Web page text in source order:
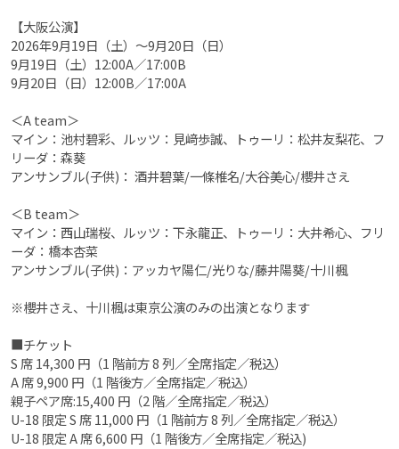
【大阪公演】
2026年9月19日（土）〜9月20日（日）
9月19日（土）12:00A／17:00B
9月20日（日）12:00B／17:00A
＜A team＞
マイン：池村碧彩、ルッツ：見﨑歩誠、トゥーリ：松井友梨花、フ
リーダ：森葵
アンサンブル(子供)： 酒井碧葉/一條椎名/大谷美心/櫻井さえ
＜B team＞
マイン：西山瑞桜、ルッツ：下永龍正、トゥーリ：大井希心、フリ
ーダ：橋本杏菜
アンサンブル(子供)：アッカヤ陽仁/光りな/藤井陽葵/十川楓
※櫻井さえ、十川楓は東京公演のみの出演となります
■チケット
S 席 14,300 円（1 階前方 8 列／全席指定／税込）
A 席 9,900 円（1 階後方／全席指定／税込）
親子ペア席:15,400 円（2 階／全席指定／税込）
U-18 限定 S 席 11,000 円（1 階前方 8 列／全席指定／税込）
U-18 限定 A 席 6,600 円（1 階後方／全席指定／税込)